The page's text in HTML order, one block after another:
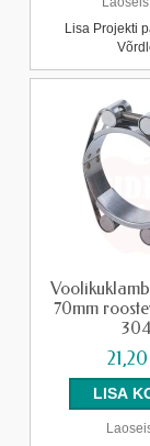
Lisa Projekti
70mm
304